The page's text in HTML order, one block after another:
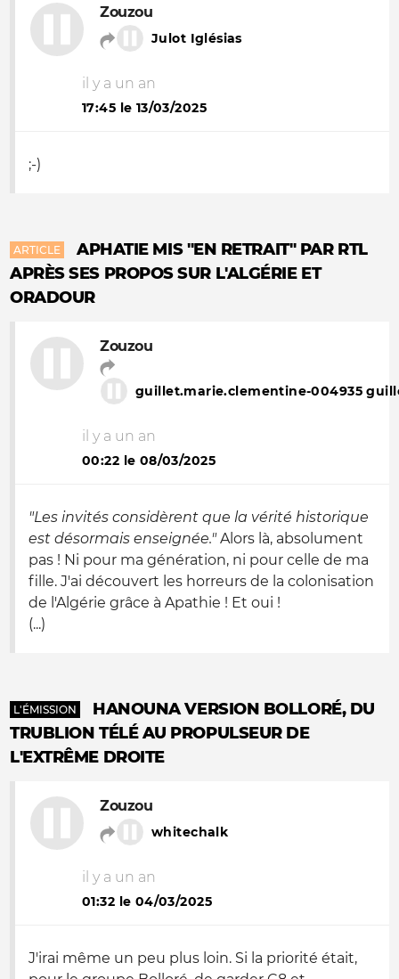
Zouzou
Julot Iglésias
il y a un an
17:45 le 13/03/2025
;-)
ARTICLE
APHATIE MIS "EN RETRAIT" PAR RTL
APRÈS SES PROPOS SUR L'ALGÉRIE ET
ORADOUR
Zouzou
guillet.marie.clementine-004935
il y a un an
00:22 le 08/03/2025
"Les invités considèrent que la vérité historique
est désormais enseignée."Alors là, absolument
pas ! Ni pour ma génération, ni pour celle de ma
fille. J'ai découvert les horreurs de la colonisation
de l'Algérie grâce à Apathie ! Et oui !
(...)
L'ÉMISSION
HANOUNA VERSION BOLLORÉ, DU
TRUBLION TÉLÉ AU PROPULSEUR DE
L'EXTRÊME DROITE
Zouzou
whitechalk
il y a un an
01:32 le 04/03/2025
J'irai même un peu plus loin. Si la priorité était,